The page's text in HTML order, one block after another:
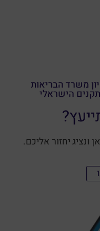
משרד הבריאות
הישראלי
ונציג יחזור אליכם.